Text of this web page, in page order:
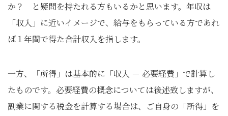
か？ と疑問を持たれる方もいるかと思います。年収は
「収入」に近いイメージで、給与をもらっている方であれ
ば１年間で得た合計収入を指します。
一方、「所得」は基本的に「収入 － 必要経費」で計算し
たものです。必要経費の概念については後述致しますが、
副業に関する税金を計算する場合は、ご自身の「所得」を